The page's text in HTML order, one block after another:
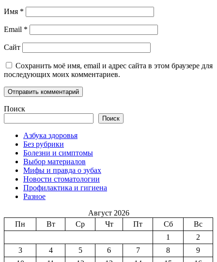
Имя *
Email *
Сайт
Сохранить моё имя, email и адрес сайта в этом браузере для
последующих моих комментариев.
Поиск
Поиск
Азбука здоровья
Без рубрики
Болезни и симптомы
Выбор материалов
Мифы и правда о зубах
Новости стоматологии
Профилактика и гигиена
Разное
Август 2026
Пн
Вт Ср Чт Пт Сб
Вс
1
2
3
4 5 6 7 8
9